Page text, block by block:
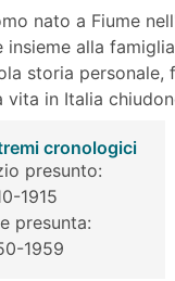
nato a Fiume
insieme alla
storia personale,
vita in Italia
cronologici
presunto:
1915
presunta:
1959